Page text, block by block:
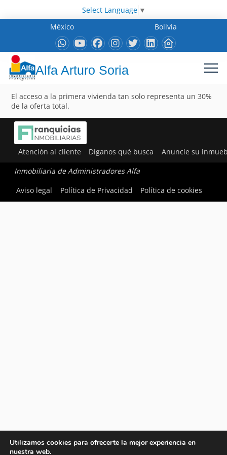
Select Language ▼
México
Bolivia
Alfa Arturo Soria
El acceso a la primera vivienda tan solo representa un 30%
de la oferta total.
Atención al cliente Díganos qué busca Anuncie su
Inmobiliaria de Administradores Alfa
Aviso legal
Política de Privacidad Política de cookies
Utilizamos cookies para ofrecerte la mejor experiencia en
nuestra web.